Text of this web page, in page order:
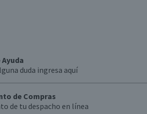
duda ingresa aquí
de Compras
de tu despacho en línea